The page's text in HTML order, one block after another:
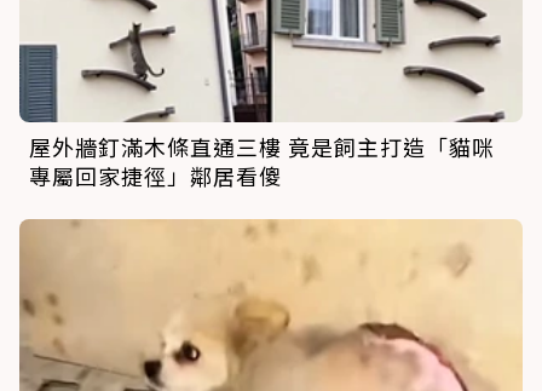
屋外牆釘滿木條直通三樓 竟是飼主打造「貓咪
專屬回家捷徑」鄰居看傻